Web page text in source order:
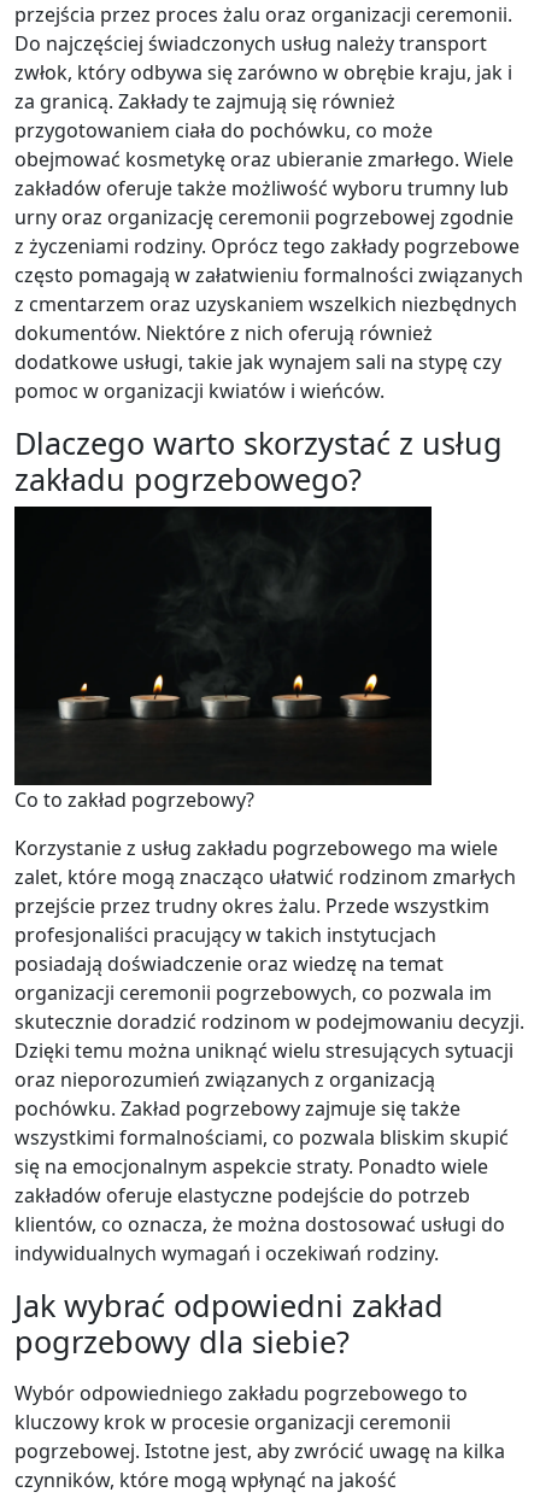
przejścia przez proces żalu oraz organizacji ceremonii.
Do najczęściej świadczonych usług należy transport
zwłok, który odbywa się zarówno w obrębie kraju, jak i
za granicą. Zakłady te zajmują się również
przygotowaniem ciała do pochówku, co może
obejmować kosmetykę oraz ubieranie zmarłego. Wiele
zakładów oferuje także możliwość wyboru trumny lub
urny oraz organizację ceremonii pogrzebowej zgodnie
z życzeniami rodziny. Oprócz tego zakłady pogrzebowe
często pomagają w załatwieniu formalności związanych
z cmentarzem oraz uzyskaniem wszelkich niezbędnych
dokumentów. Niektóre z nich oferują również
dodatkowe usługi, takie jak wynajem sali na stypę czy
pomoc w organizacji kwiatów i wieńców.
Dlaczego warto skorzystać z usług
zakładu pogrzebowego?
Co to zakład pogrzebowy?
Korzystanie z usług zakładu pogrzebowego ma wiele
zalet, które mogą znacząco ułatwić rodzinom zmarłych
przejście przez trudny okres żalu. Przede wszystkim
profesjonaliści pracujący w takich instytucjach
posiadają doświadczenie oraz wiedzę na temat
organizacji ceremonii pogrzebowych, co pozwala im
skutecznie doradzić rodzinom w podejmowaniu decyzji.
Dzięki temu można uniknąć wielu stresujących sytuacji
oraz nieporozumień związanych z organizacją
pochówku. Zakład pogrzebowy zajmuje się także
wszystkimi formalnościami, co pozwala bliskim skupić
się na emocjonalnym aspekcie straty. Ponadto wiele
zakładów oferuje elastyczne podejście do potrzeb
klientów, co oznacza, że można dostosować usługi do
indywidualnych wymagań i oczekiwań rodziny.
Jak wybrać odpowiedni zakład
pogrzebowy dla siebie?
Wybór odpowiedniego zakładu pogrzebowego to
kluczowy krok w procesie organizacji ceremonii
pogrzebowej. Istotne jest, aby zwrócić uwagę na kilka
czynników, które mogą wpłynąć na jakość